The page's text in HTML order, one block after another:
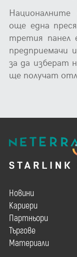
още една
третия панел
предприемачи
за да изберат
ще получат
Новини
Кариери
Партньори
Търгове
Материали